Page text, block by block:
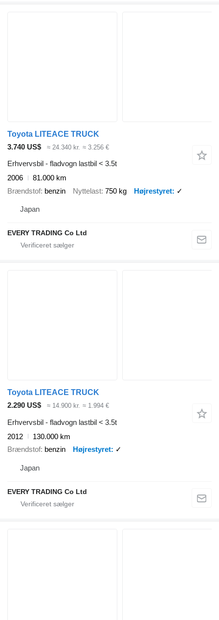
Toyota LITEACE TRUCK
3.740 US$
≈ 24.340 kr. ≈ 3.256 €
Erhvervsbil - fladvogn lastbil < 3.5t
2006
81.000 km
Brændstof benzin Nyttelast 750 kg Højrestyret ✓
Japan
EVERY TRADING Co Ltd
Toyota LITEACE TRUCK
2.290 US$
≈ 14.900 kr. ≈ 1.994 €
Erhvervsbil - fladvogn lastbil < 3.5t
2012
130.000 km
Brændstof benzin Højrestyret ✓
Japan
EVERY TRADING Co Ltd